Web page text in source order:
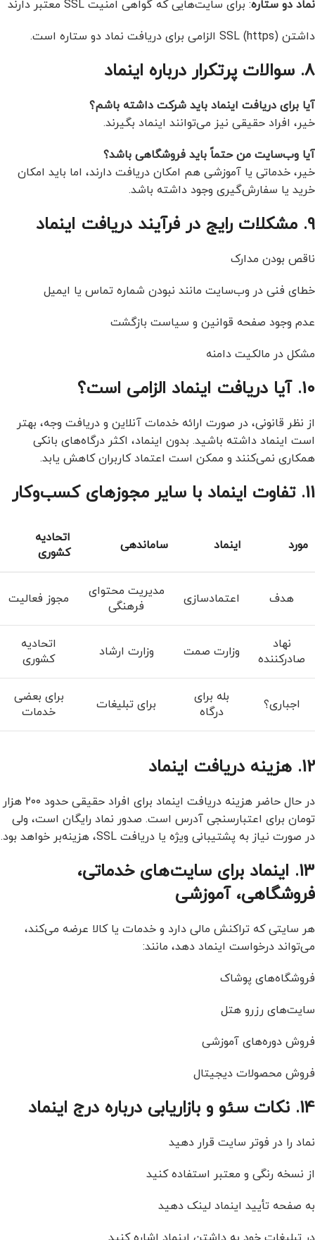
نماد دو ستاره: برای سایت‌هایی که گواهی امنیت SSL معتبر دارند
داشتن SSL (https) الزامی برای دریافت نماد دو ستاره است.
8. سوالات پرتکرار درباره اینماد
آیا برای دریافت اینماد باید شرکت داشته باشم؟
خیر، افراد حقیقی نیز می‌توانند اینماد بگیرند.
آیا وب‌سایت من حتماً باید فروشگاهی باشد؟
خیر، خدماتی یا آموزشی هم امکان دریافت دارند، اما باید امکان
خرید یا سفارش‌گیری وجود داشته باشد.
9. مشکلات رایج در فرآیند دریافت اینماد
ناقص بودن مدارک
خطای فنی در وب‌سایت مانند نبودن شماره تماس یا ایمیل
عدم وجود صفحه قوانین و سیاست بازگشت
مشکل در مالکیت دامنه
10. آیا دریافت اینماد الزامی است؟
از نظر قانونی، در صورت ارائه خدمات آنلاین و دریافت وجه، بهتر
است اینماد داشته باشید. بدون اینماد، اکثر درگاه‌های بانکی
همکاری نمی‌کنند و ممکن است اعتماد کاربران کاهش یابد.
11. تفاوت اینماد با سایر مجوزهای کسب‌وکار
مورد اینماد ساماندهی
اتحادیه
کشوری
هدف اعتمادسازی
مدیریت محتوای
فرهنگی
مجوز فعالیت
نهاد
صادرکننده
وزارت صمت وزارت ارشاد
اتحادیه
کشوری
اجباری؟
بله برای
درگاه
برای تبلیغات
برای بعضی
خدمات
12. هزینه دریافت اینماد
در حال حاضر هزینه دریافت اینماد برای افراد حقیقی حدود ۲۰۰ هزار
تومان برای اعتبارسنجی آدرس است. صدور نماد رایگان است، ولی
در صورت نیاز به پشتیبانی ویژه یا دریافت SSL، هزینه‌بر خواهد بود.
13. اینماد برای سایت‌های خدماتی،
فروشگاهی، آموزشی
هر سایتی که تراکنش مالی دارد و خدمات یا کالا عرضه می‌کند،
می‌تواند درخواست اینماد دهد، مانند:
فروشگاه‌های پوشاک
سایت‌های رزرو هتل
فروش دوره‌های آموزشی
فروش محصولات دیجیتال
14. نکات سئو و بازاریابی درباره درج اینماد
نماد را در فوتر سایت قرار دهید
از نسخه رنگی و معتبر استفاده کنید
به صفحه تأیید اینماد لینک دهید